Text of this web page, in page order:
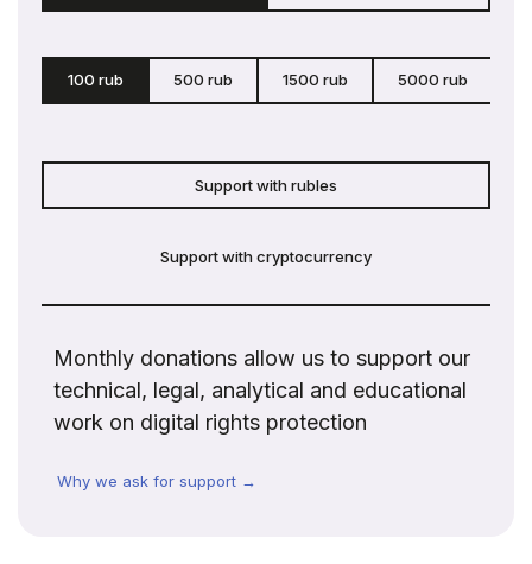
100 rub 500 rub 1500 rub 5000 rub
Support with rubles
Support with cryptocurrency
Monthly donations allow us to support our
technical, legal, analytical and educational
work on digital rights protection
Why we ask for support →